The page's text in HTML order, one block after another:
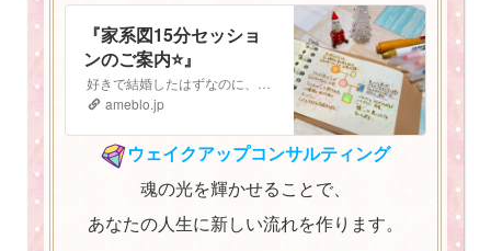
『家系図15分セッショ
ンのご案内⭐️』
ameblo.jp
ウェイクアップコンサルティング
魂の光を輝かせることで、
あなたの人生に新しい流れを作ります。